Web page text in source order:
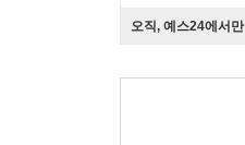
오직, 예스24에서만